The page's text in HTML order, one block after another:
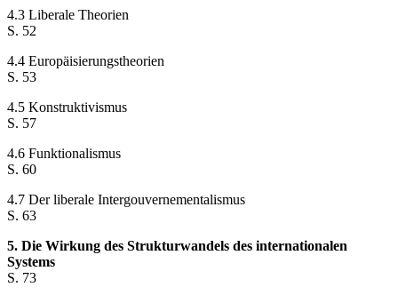
4.3 Liberale Theorien
S. 52
4.4 Europäisierungstheorien
S. 53
4.5 Konstruktivismus
S. 57
4.6 Funktionalismus
S. 60
4.7 Der liberale Intergouvernementalismus
S. 63
5. Die Wirkung des Strukturwandels des internationalen
Systems
S. 73